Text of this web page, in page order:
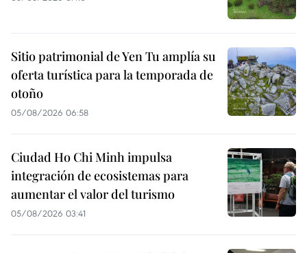
Sitio patrimonial de Yen Tu amplía su
oferta turística para la temporada de
otoño
05/08/2026 06:58
Ciudad Ho Chi Minh impulsa
integración de ecosistemas para
aumentar el valor del turismo
05/08/2026 03:41